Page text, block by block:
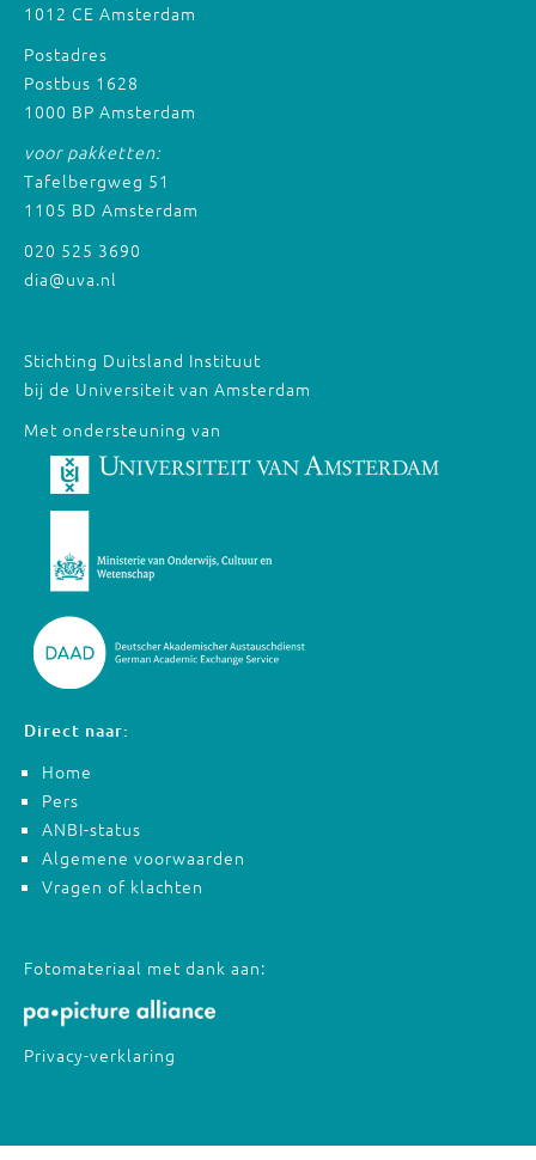
1012 CE Amsterdam
Postadres
Postbus 1628
1000 BP Amsterdam
voor pakketten:
Tafelbergweg 51
1105 BD Amsterdam
020 525 3690
dia@uva.nl
Stichting Duitsland Instituut
bij de Universiteit van Amsterdam
Met ondersteuning van
Direct naar:
Home
Pers
ANBI-status
Algemene voorwaarden
Vragen of klachten
Fotomateriaal met dank aan:
Privacy-verklaring